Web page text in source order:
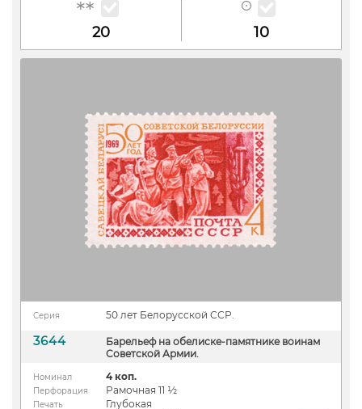
20 10
Серия 50 лет Белорусской ССР.
3644
Барельеф на обелиске-памятнике воинам
Советской Армии.
Номинал 4 коп.
Перфорация Рамочная 11 ½
Печать Глубокая